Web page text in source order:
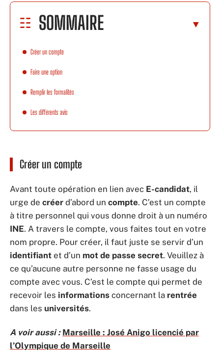
SOMMAIRE
Créer un compte
Faire une option
Remplir les formalités
Les différents avis
Créer un compte
Avant toute opération en lien avec E-candidat, il
urge de créer d’abord un compte. C’est un compte
à titre personnel qui vous donne droit à un numéro
INE. A travers le compte, vous faites tout en votre
nom propre. Pour créer, il faut juste se servir d’un
identifiant et d’un mot de passe secret. Veuillez à
ce qu’aucune autre personne ne fasse usage du
compte avec vous. C’est le compte qui permet de
recevoir les informations concernant la rentrée
dans les universités.
A voir aussi : Marseille : José Anigo licencié par
l’Olympique de Marseille